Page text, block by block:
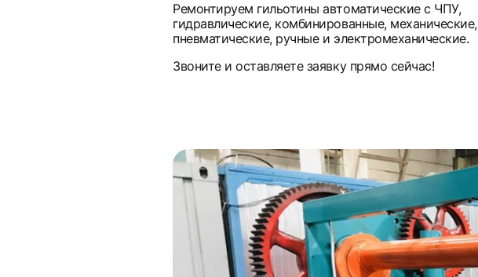
Ремонтируем гильотины автоматические с ЧПУ,
гидравлические, комбинированные, механические,
пневматические, ручные и электромеханические.
Звоните и оставляете заявку прямо сейчас!